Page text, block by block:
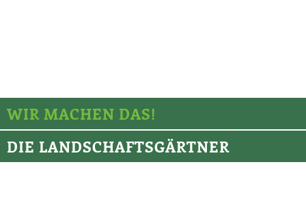
WIR MACHEN DAS!
DIE LANDSCHAFTSGÄRTNER